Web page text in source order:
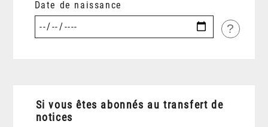
Date de naissance
?
Si vous êtes abonnés au transfert de
notices